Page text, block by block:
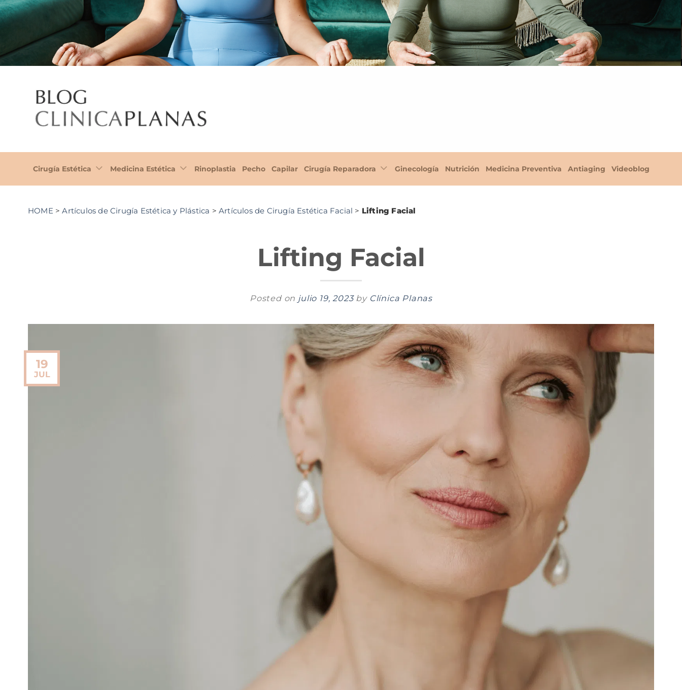
Cirugía Estética Medicina Estética Rinoplastia Pecho Capilar Cirugía Reparadora Ginecología Nutrición Medicina Preventiva Antiaging Videoblog
HOME >Artículos de Cirugía Estética y Plástica >Artículos de Cirugía Estética Facial > Lifting Facial
Lifting Facial
Posted on julio 19, 2023 by Clínica Planas
19
JUL